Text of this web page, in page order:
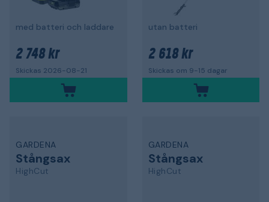
med batteri och laddare
2 748 kr
Skickas 2026-08-21
utan batteri
2 618 kr
Skickas om 9-15 dagar
GARDENA
Stångsax
HighCut
GARDENA
Stångsax
HighCut